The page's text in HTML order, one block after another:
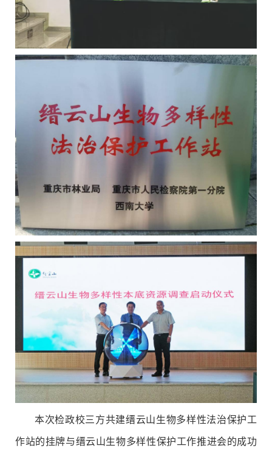
本次检政校三方共建缙云山生物多样性法治保护工
作站的挂牌与缙云山生物多样性保护工作推进会的成功